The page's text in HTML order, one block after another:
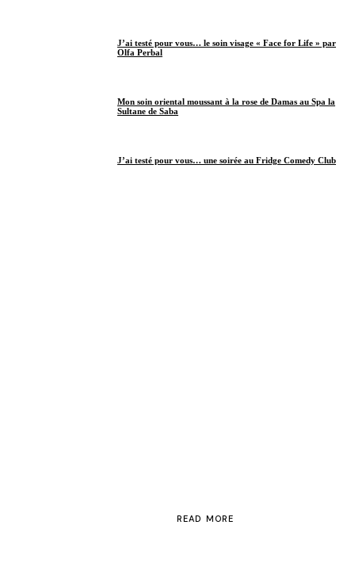
J’ai testé pour vous… le soin visage « Face for Life » par
Olfa Perbal
Mon soin oriental moussant à la rose de Damas au Spa la
Sultane de Saba
J’ai testé pour vous… une soirée au Fridge Comedy Club
READ MORE